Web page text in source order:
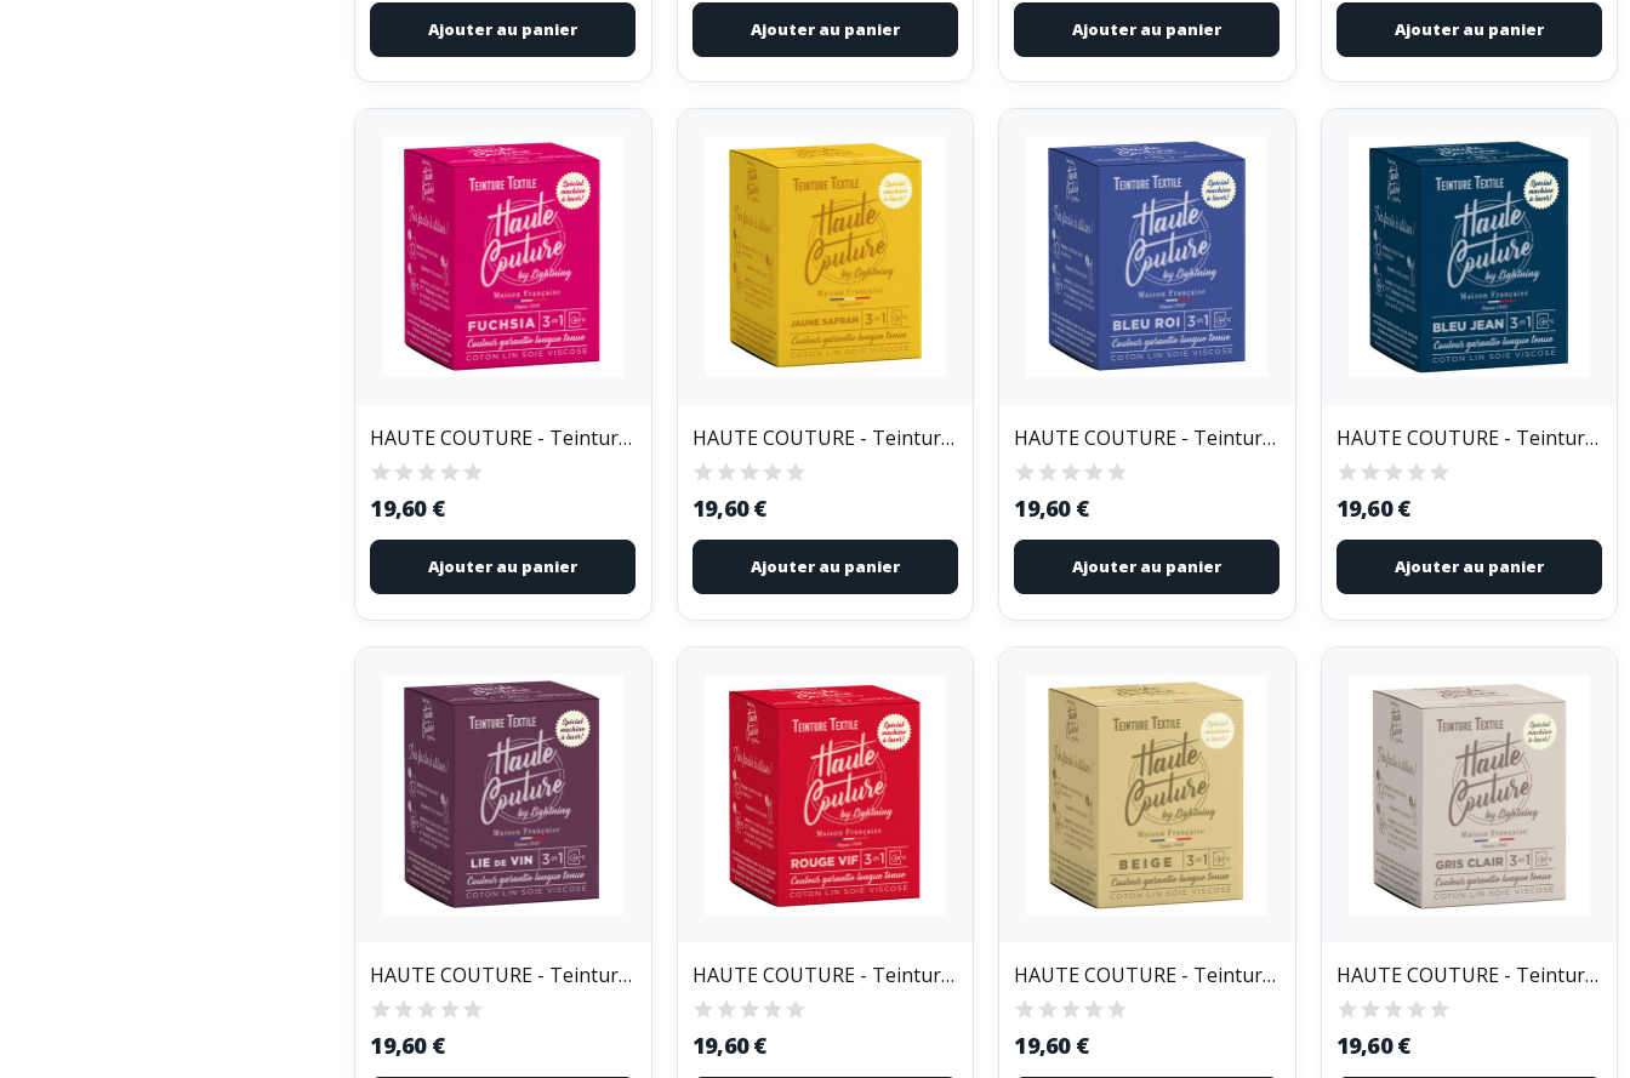
Ajouter au panier Ajouter au panier Ajouter au panier Ajouter au panier
HAUTE COUTURE - Teinture Textile Haute Couture...
19,60 €
Ajouter au panier
HAUTE COUTURE - Teinture Textile Haute Couture...
19,60 €
Ajouter au panier
HAUTE COUTURE - Teinture Textile Haute Couture...
19,60 €
Ajouter au panier
HAUTE COUTURE - Teinture Textile Haute Couture...
19,60 €
Ajouter au panier
HAUTE COUTURE - Teinture Textile Haute Couture...
19,60 €
HAUTE COUTURE - Teinture Textile Haute Couture...
19,60 €
HAUTE COUTURE - Teinture Textile Haute Couture...
19,60 €
HAUTE COUTURE - Teinture Textile Haute Couture...
19,60 €